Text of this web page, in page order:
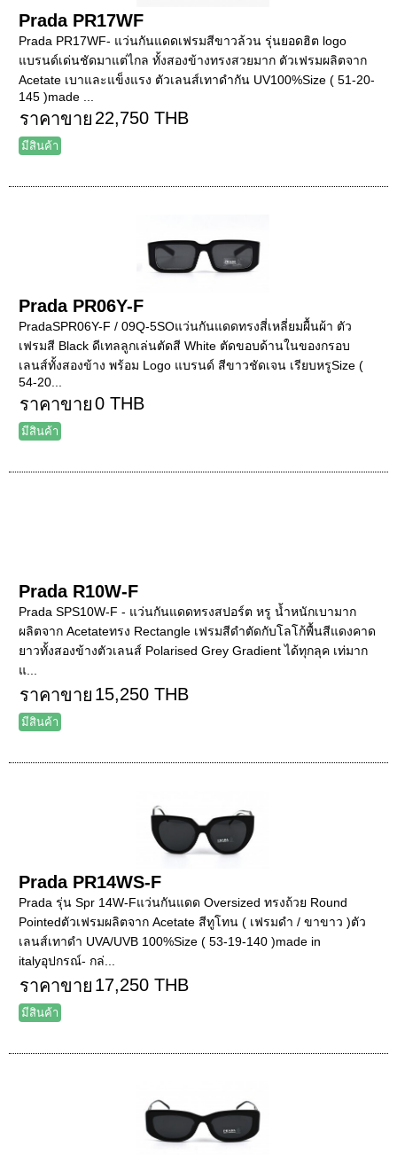
Prada PR17WF
Prada PR17WF- แว่นกันแดดเฟรมสีขาวล้วน รุ่นยอดฮิต logo
แบรนด์เด่นชัดมาแต่ไกล ทั้งสองข้างทรงสวยมาก ตัวเฟรมผลิตจาก
Acetate เบาและแข็งแรง ตัวเลนส์เทาดำกัน UV100%Size ( 51-20-
145 )made ...
ราคาขาย 22,750 THB
มีสินค้า
Prada PR06Y-F
PradaSPR06Y-F / 09Q-5SOแว่นกันแดดทรงสี่เหลี่ยมผื้นผ้า ตัว
เฟรมสี Black ดีเทลลูกเล่นตัดสี White ตัดขอบด้านในของกรอบ
เลนส์ทั้งสองข้าง พร้อม Logo แบรนด์ สีขาวชัดเจน เรียบหรูSize (
54-20...
ราคาขาย0 THB
มีสินค้า
Prada R10W-F
Prada SPS10W-F - แว่นกันแดดทรงสปอร์ต หรู น้ำหนักเบามาก
ผลิตจาก Acetateทรง Rectangle เฟรมสีดำตัดกับโลโก้พื้นสีแดงคาด
ยาวทั้งสองข้างตัวเลนส์ Polarised Grey Gradient ได้ทุกลุค เท่มาก
แ...
ราคาขาย 15,250 THB
มีสินค้า
Prada PR14WS-F
Prada รุ่น Spr 14W-Fแว่นกันแดด Oversized ทรงถ้วย Round
Pointedตัวเฟรมผลิตจาก Acetate สีทูโทน ( เฟรมดำ / ขาขาว )ตัว
เลนส์เทาดำ UVA/UVB 100%Size ( 53-19-140 )made in
italyอุปกรณ์- กล่...
ราคาขาย 17,250 THB
มีสินค้า